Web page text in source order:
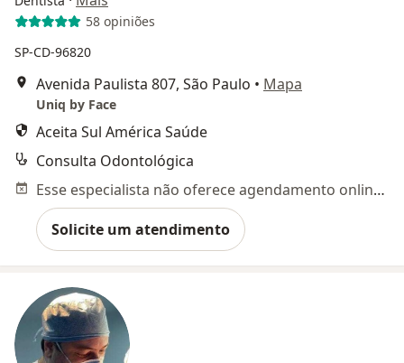
58 opiniões
SP-CD-96820
Avenida Paulista 807, São Paulo • Mapa
Uniq by Face
Aceita Sul América Saúde
Consulta Odontológica
Esse especialista não oferece agendamento online para esse endereço.
Solicite um atendimento